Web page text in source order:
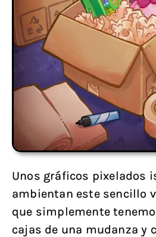
Unos gráficos pixelados
ambientan este sencillo
que simplemente
cajas de una mudanza y